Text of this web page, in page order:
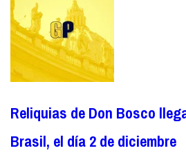
Reliquias de Don Bosco
Brasil, el día 2 de diciembre